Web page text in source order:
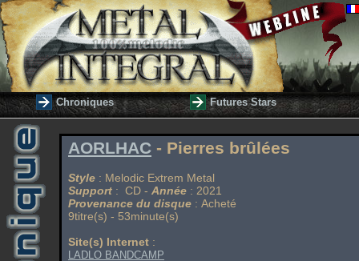
Chroniques Futures Stars
AORLHAC - Pierres brûlées
Style : Melodic Extrem Metal
Support : CD - Année : 2021
Provenance du disque : Acheté
9titre(s) - 53minute(s)
Site(s) Internet :
LADLO BANDCAMP